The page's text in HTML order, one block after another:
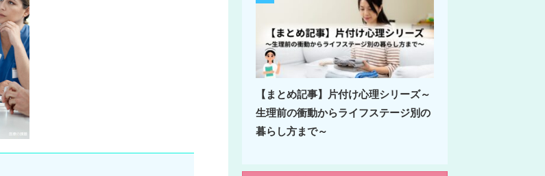
【まとめ記事】片付け心理シリーズ～
生理前の衝動からライフステージ別の
暮らし方まで～